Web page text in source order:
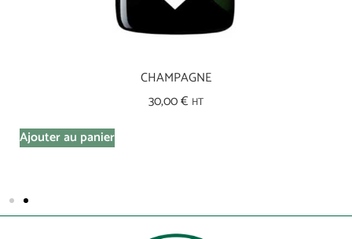
CHAMPAGNE
30,00€ HT
Ajouter au panier